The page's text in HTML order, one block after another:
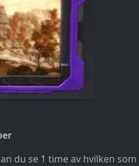
du se 1 time av hvilken